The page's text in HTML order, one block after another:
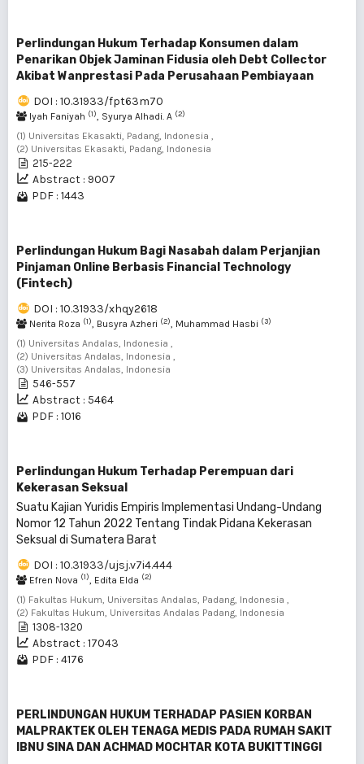
Perlindungan Hukum Terhadap Konsumen dalam
Penarikan Objek Jaminan Fidusia oleh Debt Collector
Akibat Wanprestasi Pada Perusahaan Pembiayaan
DOI : 10.31933/fpt63m70
Iyah Faniyah (1), Syurya Alhadi. A (2)
(1) Universitas Ekasakti, Padang, Indonesia ,
(2) Universitas Ekasakti, Padang, Indonesia
215-222
Abstract : 9007
PDF : 1443
Perlindungan Hukum Bagi Nasabah dalam Perjanjian
Pinjaman Online Berbasis Financial Technology
(Fintech)
DOI : 10.31933/xhqy2618
Nerita Roza (1), Busyra Azheri (2), Muhammad Hasbi (3)
(1) Universitas Andalas, Indonesia ,
(2) Universitas Andalas, Indonesia ,
(3) Universitas Andalas, Indonesia
546-557
Abstract : 5464
PDF : 1016
Perlindungan Hukum Terhadap Perempuan dari
Kekerasan Seksual
Suatu Kajian Yuridis Empiris Implementasi Undang-Undang
Nomor 12 Tahun 2022 Tentang Tindak Pidana Kekerasan
Seksual di Sumatera Barat
DOI : 10.31933/ujsj.v7i4.444
Efren Nova (1) , Edita Elda (2)
(1) Fakultas Hukum, Universitas Andalas, Padang, Indonesia ,
(2) Fakultas Hukum, Universitas Andalas Padang, Indonesia
1308-1320
Abstract : 17043
PDF : 4176
PERLINDUNGAN HUKUM TERHADAP PASIEN KORBAN
MALPRAKTEK OLEH TENAGA MEDIS PADA RUMAH SAKIT
IBNU SINA DAN ACHMAD MOCHTAR KOTA BUKITTINGGI